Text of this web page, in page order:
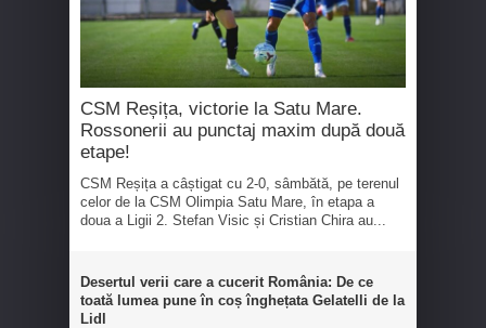
CSM Reșița, victorie la Satu Mare.
Rossonerii au punctaj maxim după două
etape!
CSM Reșița a câștigat cu 2-0, sâmbătă, pe terenul
celor de la CSM Olimpia Satu Mare, în etapa a
doua a Ligii 2. Stefan Visic și Cristian Chira au...
Desertul verii care a cucerit România: De ce
toată lumea pune în coș înghețata Gelatelli de la
Lidl